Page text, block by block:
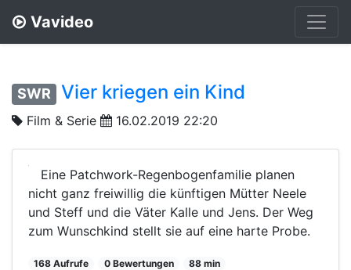
Vavideo
SWR Vier kriegen ein Kind
Film & Serie 16.02.2019 22:20
Eine Patchwork-Regenbogenfamilie planen
nicht ganz freiwillig die künftigen Mütter Neele
und Steff und die Väter Kalle und Jens. Der Weg
zum Wunschkind stellt sie auf eine harte Probe.
168 Aufrufe 0 Bewertungen
88 min